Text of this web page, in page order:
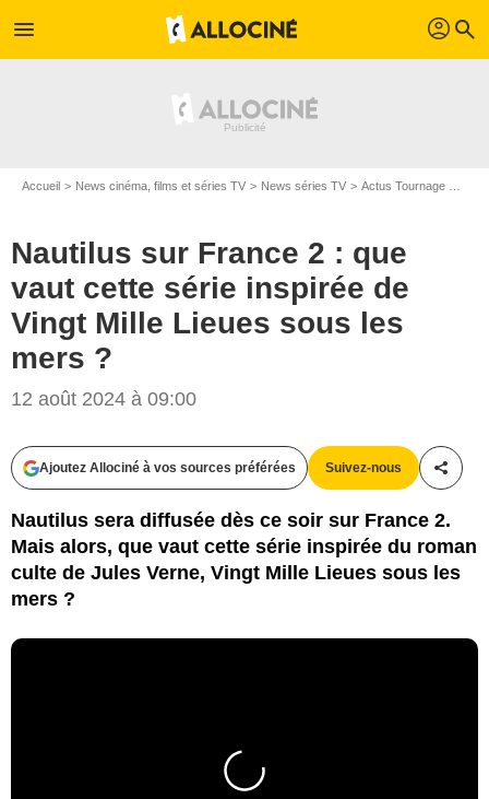
menu profil search
Accueil News cinéma, films et séries TV News séries TV Actus Tournage Séries TV
Nautilus sur France 2 : que
vaut cette série inspirée de
Vingt Mille Lieues sous les
mers ?
12 août 2024 à 09:00
Ajoutez Allociné à vos sources préférées Suivez-nous
Nautilus sera diffusée dès ce soir sur France 2.
Mais alors, que vaut cette série inspirée du roman
culte de Jules Verne, Vingt Mille Lieues sous les
mers ?